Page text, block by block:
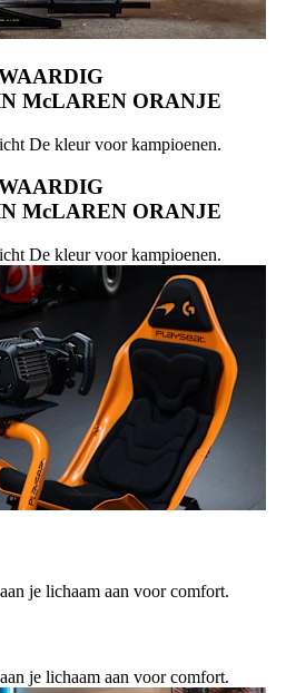
McLAREN ORANJE
De kleur voor kampioenen.
McLAREN ORANJE
De kleur voor kampioenen.
je lichaam aan voor comfort.
je lichaam aan voor comfort.